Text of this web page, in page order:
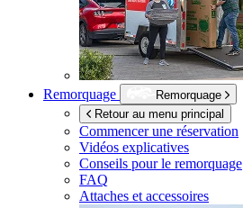
Remorquage
Remorquage
Retour au menu principal
Commencer une réservation
Vidéos explicatives
Conseils pour le remorquage
FAQ
Attaches et accessoires